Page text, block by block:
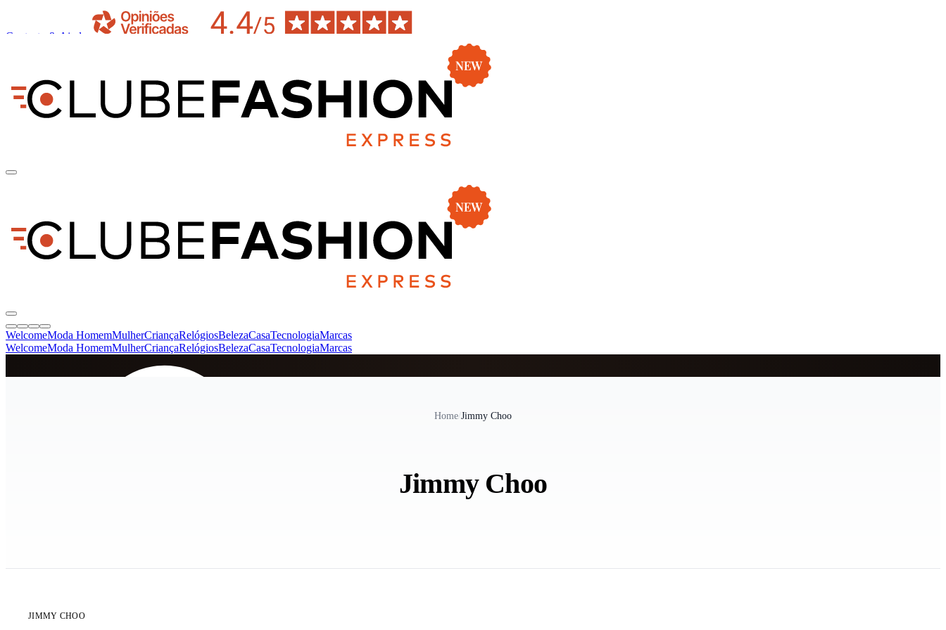
Contacto & Ajuda
WelcomeModa HomemMulherCriançaRelógiosBelezaCasaTecnologiaMarcas
WelcomeModa HomemMulherCriançaRelógiosBelezaCasaTecnologiaMarcas
Home/Jimmy Choo
Jimmy Choo
JIMMY CHOO